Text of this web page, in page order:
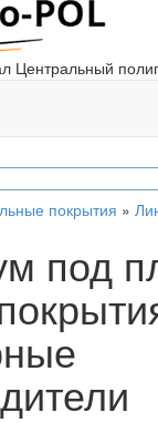
Центральный
покрытия »
под